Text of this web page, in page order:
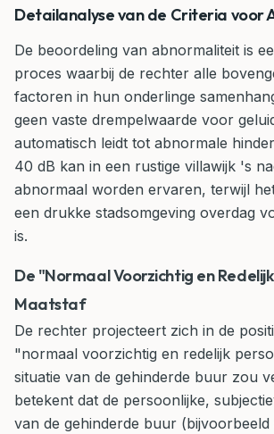
Detailanalyse van de Criteria voor
De beoordeling van abnormaliteit is
proces waarbij de rechter alle
factoren in hun onderlinge
geen vaste drempelwaarde voor
automatisch leidt tot abnormale
40 dB kan in een rustige villawijk 's
abnormaal worden ervaren, terwijl
een drukke stadsomgeving overdag
is.
De "Normaal Voorzichtig en
Maatstaf
De rechter projecteert zich in de
"normaal voorzichtig en redelijk
situatie van de gehinderde buur zou
betekent dat de persoonlijke,
van de gehinderde buur (bijvoorbeeld